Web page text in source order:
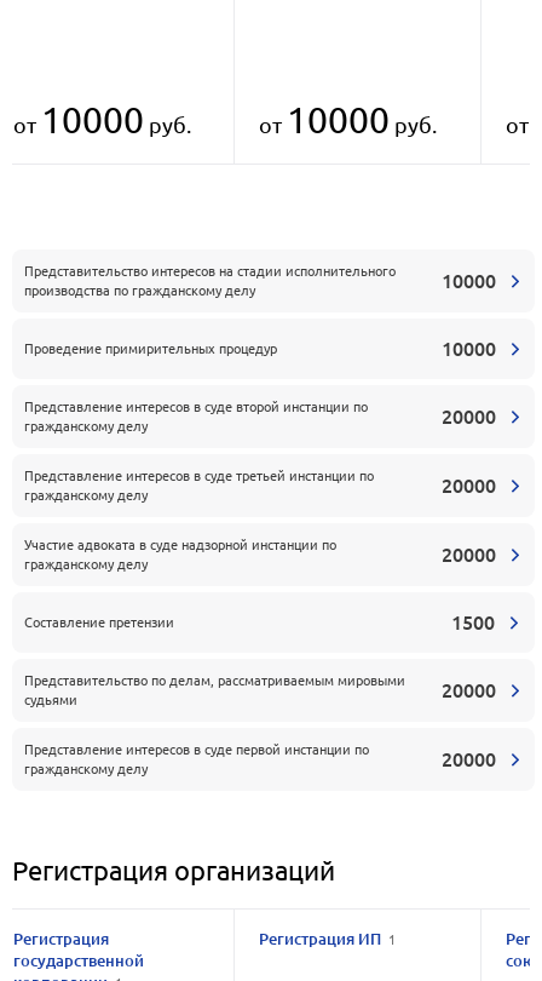
Представительство интересов на стадии исполнительного
производства по гражданскому делу
10000
Проведение примирительных процедур 10000
Представление интересов в суде второй инстанции по
гражданскому делу
20000
Представление интересов в суде третьей инстанции по
гражданскому делу
20000
Участие адвоката в суде надзорной инстанции по
гражданскому делу
20000
Составление претензии 1500
Представительство по делам, рассматриваемым мировыми
судьями
20000
Представление интересов в суде первой инстанции по
гражданскому делу
20000
от 10000 руб. от 10000 руб. от
Регистрация организаций
Регистрация
государственной
Регистрация ИП 1